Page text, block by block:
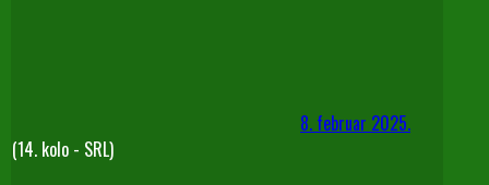
8. februar 2025.
(14. kolo - SRL)